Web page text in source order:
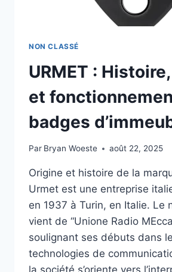
NON CLASSÉ
URMET :
et
badges
Par Bryan Woeste août 22, 2025
Origine et histoire de la
Urmet est une entreprise
en 1937 à Turin, en Italie. Le
vient de “Unione Radio
soulignant ses débuts dans
technologies de